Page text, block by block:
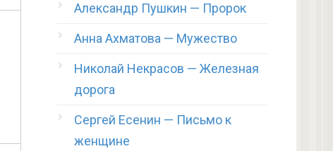
Александр Пушкин — Пророк
Анна Ахматова — Мужество
Николай Некрасов — Железная
дорога
Сергей Есенин — Письмо к
женщине